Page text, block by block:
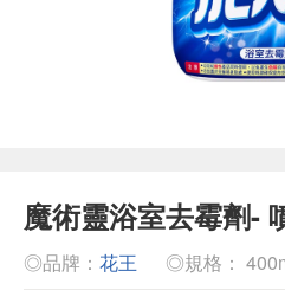
魔術靈浴室去霉劑-
◎品牌： 花王 ◎規格：